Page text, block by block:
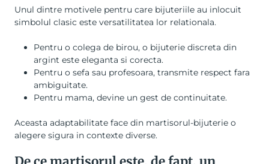
Unul dintre motivele pentru care bijuteriile au inlocuit
simbolul clasic este versatilitatea lor relationala.
Pentru o colega de birou, o bijuterie discreta din
argint este eleganta si corecta.
Pentru o sefa sau profesoara, transmite respect fara
ambiguitate.
Pentru mama, devine un gest de continuitate.
Aceasta adaptabilitate face din martisorul-bijuterie o
alegere sigura in contexte diverse.